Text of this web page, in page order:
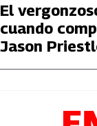
El
cuando
Jason